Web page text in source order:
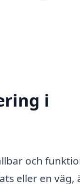
i
och
eller en väg,